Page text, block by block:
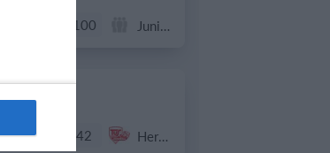
100 Junior Schmetterlinge
42 Herren 1